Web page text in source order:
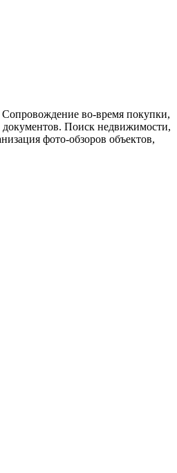
Сопровождение во-время покупки,
Поиск недвижимости,
фото-обзоров объектов,